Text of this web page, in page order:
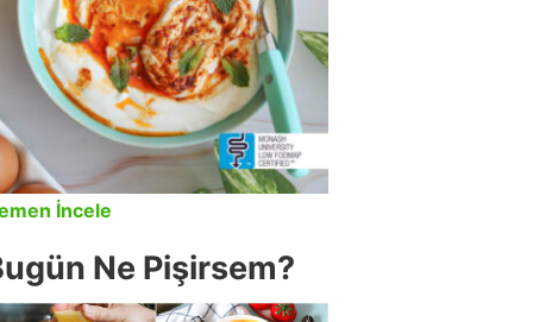
İncele
Ne Pişirsem?